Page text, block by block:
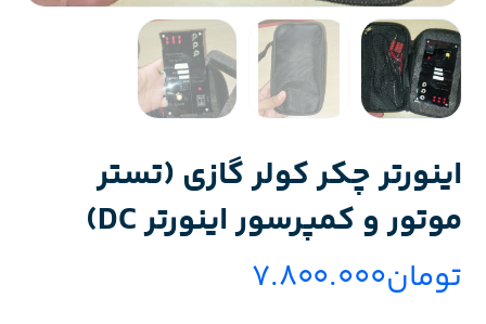
اینورتر چکر کولر گازی (تستر
موتور و کمپرسور اینورتر DC)
تومان۷.۸۰۰.۰۰۰